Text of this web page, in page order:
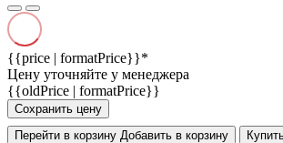
{{price | formatPrice}}*
Цену уточняйте у менеджера
{{oldPrice | formatPrice}}
Сохранить цену
Перейти в корзину Добавить в корзину